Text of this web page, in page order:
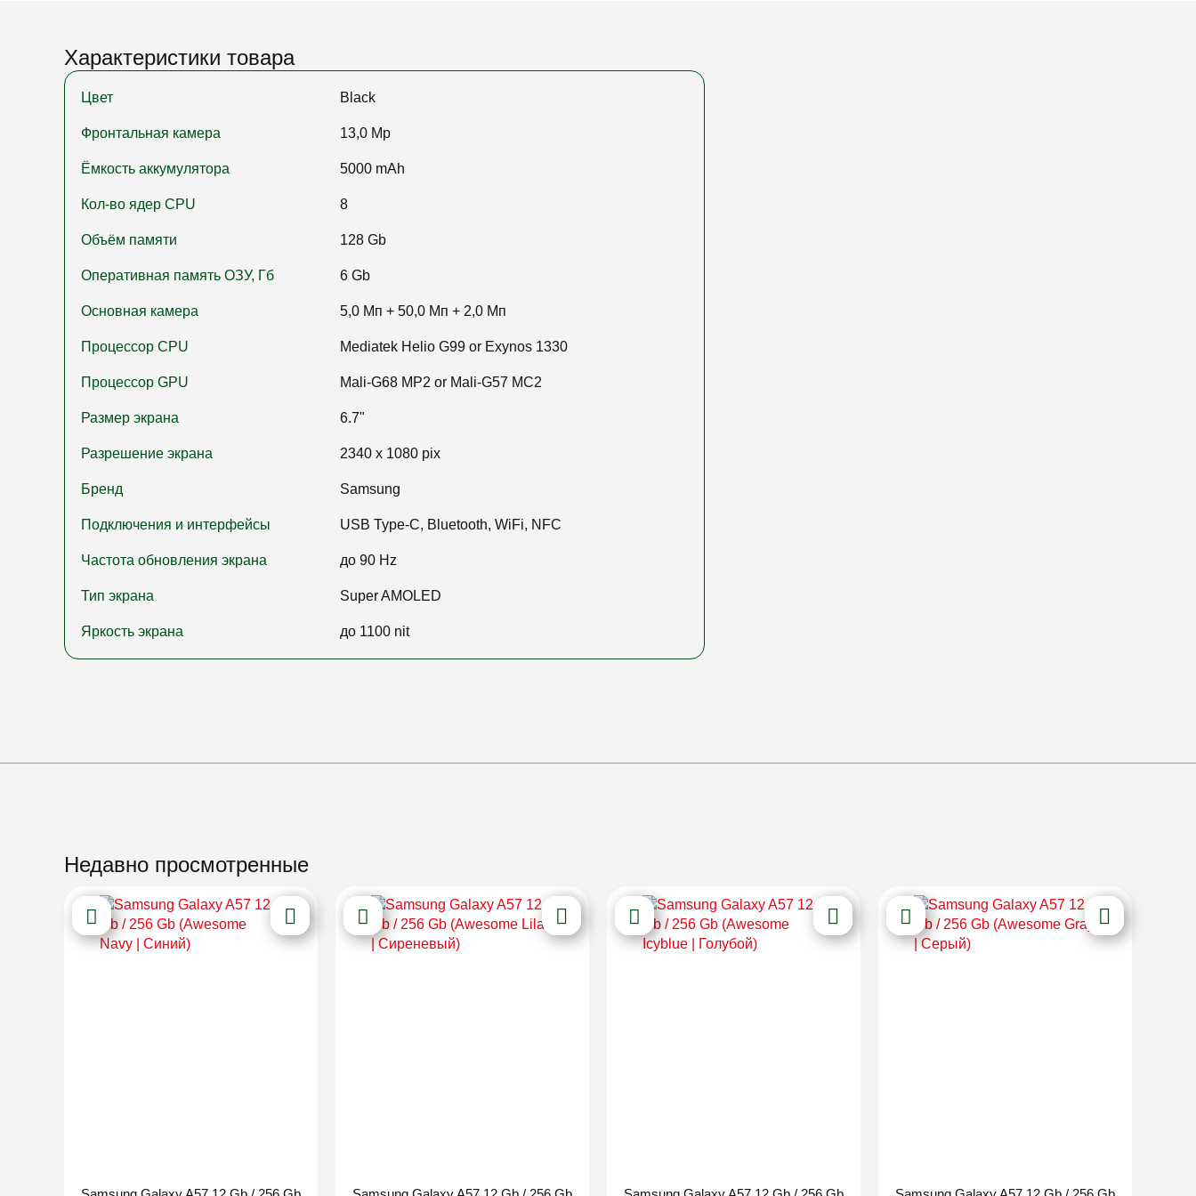
Характеристики товара
Цвет Black
Фронтальная камера 13,0 Mp
Ёмкость аккумулятора 5000 mAh
Кол-во ядер CPU 8
Объём памяти 128 Gb
Оперативная память ОЗУ, Гб 6 Gb
Основная камера 5,0 Мп + 50,0 Мп + 2,0 Мп
Процессор CPU Mediatek Helio G99 or Exynos 1330
Процессор GPU Mali-G68 MP2 or Mali-G57 MC2
Размер экрана 6.7"
Разрешение экрана 2340 x 1080 pix
Бренд Samsung
Подключения и интерфейсы USB Type-C, Bluetooth, WiFi, NFC
Частота обновления экрана до 90 Hz
Тип экрана Super AMOLED
Яркость экрана до 1100 nit
Недавно просмотренные